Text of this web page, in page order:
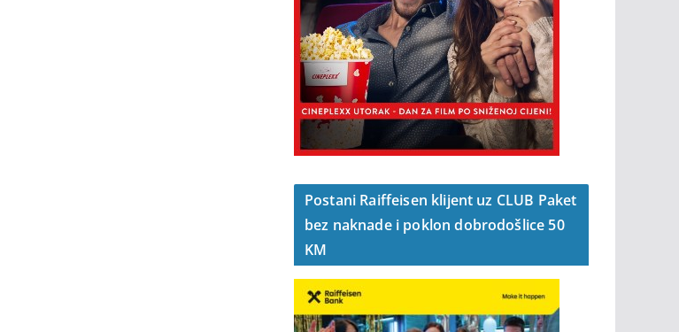
Postani Raiffeisen klijent uz CLUB Paket
bez naknade i poklon dobrodošlice 50
KM